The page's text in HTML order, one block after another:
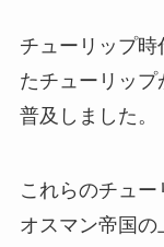
チューリップ
たチューリップ
普及しました。
これらのチュー
オスマン帝国